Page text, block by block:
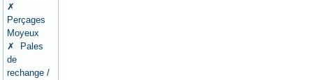
✗
Perçages
Moyeux
✗ Pales
de
rechange /